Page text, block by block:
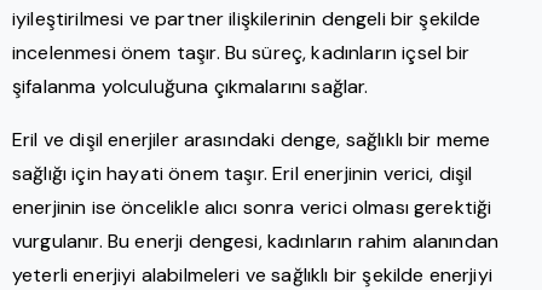
iyileştirilmesi ve partner ilişkilerinin dengeli bir şekilde
incelenmesi önem taşır. Bu süreç, kadınların içsel bir
şifalanma yolculuğuna çıkmalarını sağlar.
Eril ve dişil enerjiler arasındaki denge, sağlıklı bir meme
sağlığı için hayati önem taşır. Eril enerjinin verici, dişil
enerjinin ise öncelikle alıcı sonra verici olması gerektiği
vurgulanır. Bu enerji dengesi, kadınların rahim alanından
yeterli enerjiyi alabilmeleri ve sağlıklı bir şekilde enerjiyi